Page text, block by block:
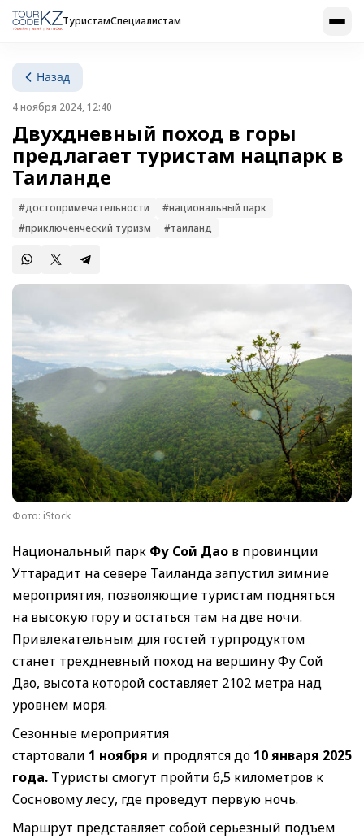
ТуристамСпециалистам
Назад
4 ноября 2024, 12:40
Двухдневный поход в горы
предлагает туристам нацпарк в
Таиланде
#достопримечательности
#национальный парк
#приключенческий туризм
#таиланд
Фото: iStock
Национальный парк Фу Сой Дао в провинции
Уттарадит на севере Таиланда запустил зимние
мероприятия, позволяющие туристам подняться
на высокую гору и остаться там на две ночи.
Привлекательным для гостей турпродуктом
станет трехдневный поход на вершину Фу Сой
Дао, высота которой составляет 2102 метра над
уровнем моря.
Сезонные мероприятия
стартовали 1 ноября и продлятся до 10 января 2025
года. Туристы смогут пройти 6,5 километров к
Сосновому лесу, где проведут первую ночь.
Маршрут представляет собой серьезный подъем